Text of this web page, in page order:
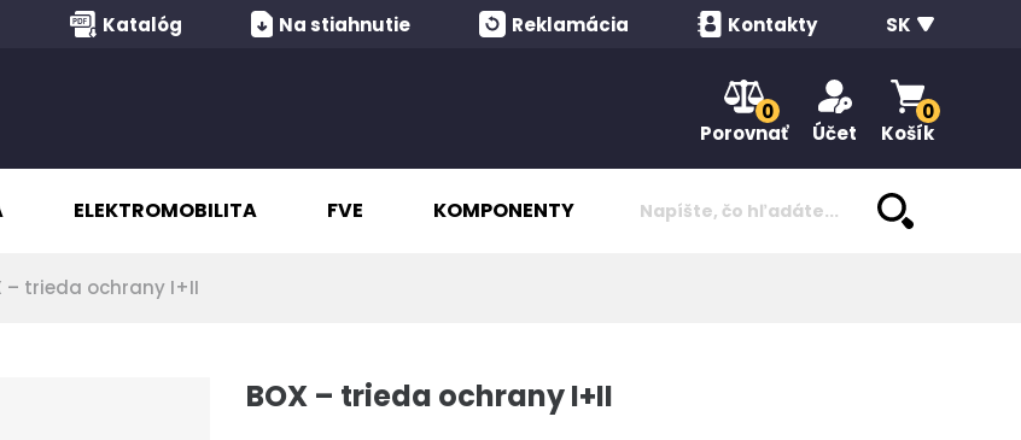
Katalóg Na stiahnutie Reklamácia Kontakty SK
0
Porovnať
Účet
0
Košík
ELEKTROMOBILITA FVE KOMPONENTY
– trieda ochrany I+II
BOX – trieda ochrany I+II